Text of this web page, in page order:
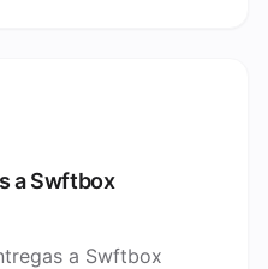
a Swftbox
a Swftbox